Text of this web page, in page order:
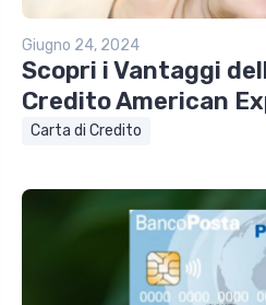
Giugno 24, 2024
Scopri i Vantaggi
Credito American
Carta di Credito